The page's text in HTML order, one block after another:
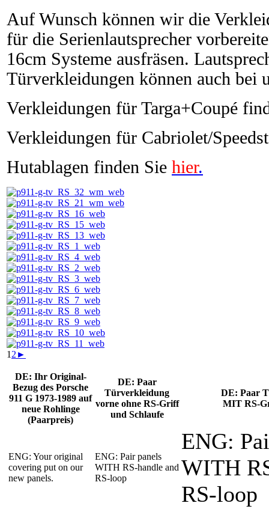
Auf Wunsch können wir die
für die Serienlautsprecher
16cm Systeme ausfräsen.
Türverkleidungen können auch bei
Verkleidungen für Targa+Coupé
Verkleidungen für Cabriolet/
Hutablagen finden Sie hier.
1 2 ►
DE: Ihr Original-
Bezug des Porsche
911 G 1973-1989 auf
neue Rohlinge
(Paarpreis)
DE: Paar
Türverkleidung
vorne ohne RS-Griff
und Schlaufe
DE: Paar
MIT RS-
ENG: Your original
covering put on our
new panels.
ENG: Pair panels
WITH RS-handle and
RS-loop
ENG:
WITH
RS-loop